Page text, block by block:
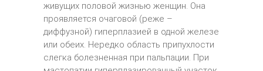
живущих половой жизнью женщин. Она
проявляется очаговой (реже –
диффузной) гиперплазией в одной железе
или обеих. Нередко область припухлости
слегка болезненная при пальпации. При